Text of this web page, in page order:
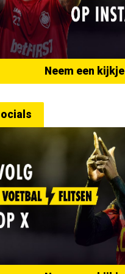
Neem een kijkje